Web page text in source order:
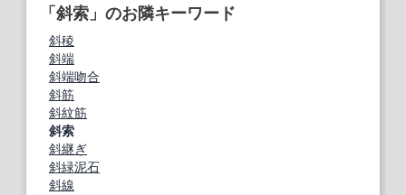
「斜索」のお隣キーワード
斜稜
斜端
斜端吻合
斜筋
斜紋筋
斜索
斜継ぎ
斜緑泥石
斜線